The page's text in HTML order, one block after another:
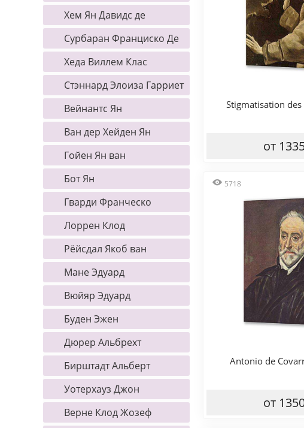
Хем Ян Давидс де
Сурбаран Франциско Де
Хеда Виллем Клас
Стэннард Элоиза Гарриет
Вейнантс Ян
Ван дер Хейден Ян
Гойен Ян ван
Бот Ян
Гварди Франческо
Лоррен Клод
Рёйсдал Якоб ван
Мане Эдуард
Вюйяр Эдуард
Буден Эжен
Дюрер Альбрехт
Бирштадт Альберт
Уотерхауз Джон
Верне Клод Жозеф
Stigmatisation
от
5718
Antonio de
от